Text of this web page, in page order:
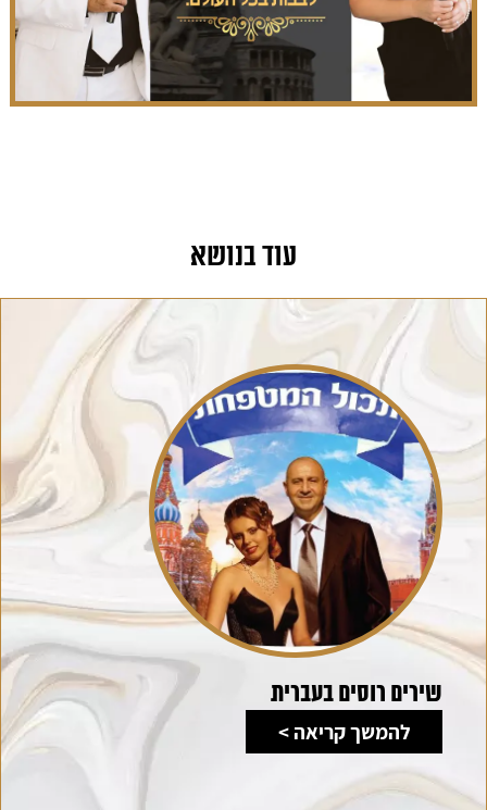
עוד בנושא
שירים רוסים בעברית
להמשך קריאה >